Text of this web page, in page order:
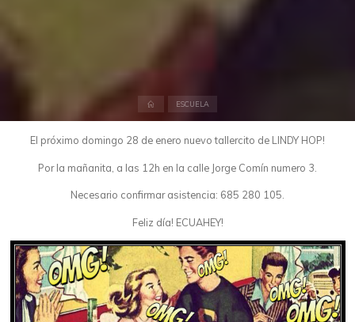
ESCUELA
El próximo domingo 28 de enero nuevo tallercito de LINDY HOP!
Por la mañanita, a las 12h en la calle Jorge Comín numero 3.
Necesario confirmar asistencia: 685 280 105.
Feliz día! ECUAHEY!